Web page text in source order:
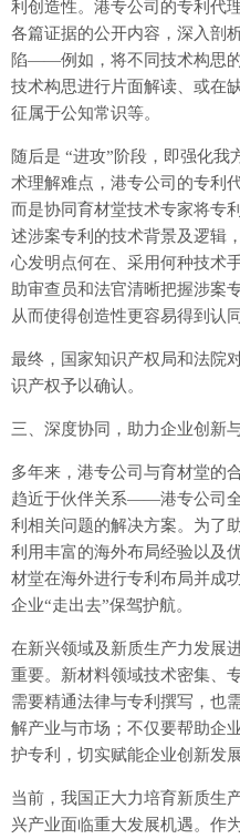
利创造性。港专公司的专利代
各篇证据的公开内容，深入剖
陷——例如，将不同技术构思
技术构思进行片面解读、或在
征属于公知常识等。
随后是 “进攻”阶段，即强化
术理解难点，港专公司的专利
而是协同育材堂技术专家将专
述涉案专利的技术背景及逻辑
心发明点何在、采用何种技术
助审查员和法官清晰把握涉案
从而使得创造性更容易得到认同
最终，国家知识产权局和法院
识产权予以确认。
三、深度协同，助力企业创新
多年来，港专公司与育材堂的
趋近于伙伴关系——港专公司
利相关问题的解决方案。为了
利用丰富的海外布局经验以及
材堂在海外进行专利布局并成
企业“走出去”保驾护航。
在新兴领域及新质生产力发展
重要。新材料领域技术密集、
需要精通法律与专利撰写，也
解产业与市场；不仅要帮助企
护专利，切实赋能企业创新发展
当前，我国正大力培育新质生
兴产业面临重大发展机遇。作